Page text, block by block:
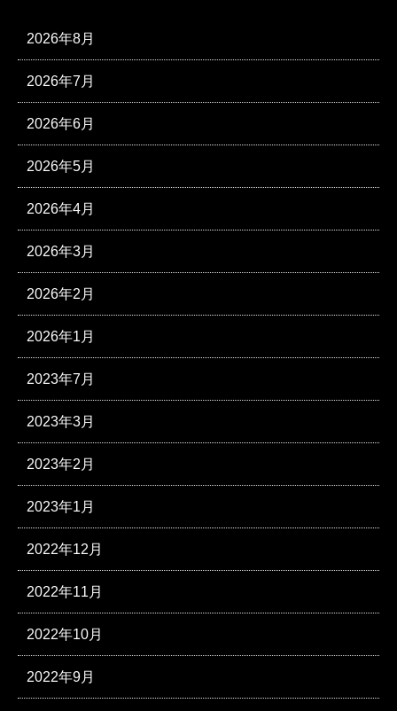
2026年8月
2026年7月
2026年6月
2026年5月
2026年4月
2026年3月
2026年2月
2026年1月
2023年7月
2023年3月
2023年2月
2023年1月
2022年12月
2022年11月
2022年10月
2022年9月